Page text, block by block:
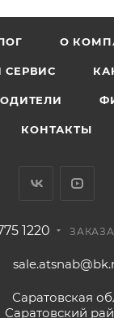
О
СЕРВИС
КОНТАКТЫ
1220
Саратовская
Саратовский